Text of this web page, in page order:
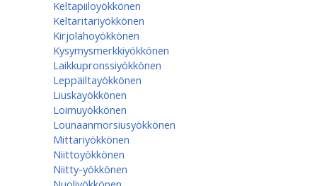
Keltapiiloyökkönen
Keltaritariyökkönen
Kirjolahoyökkönen
Kysymysmerkkiyökkönen
Laikkupronssiyökkönen
Leppäiltayökkönen
Liuskayökkönen
Loimuyökkönen
Lounaanmorsiusyökkönen
Mittariyökkönen
Niittoyökkönen
Niitty-yökkönen